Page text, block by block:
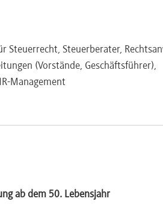
Steuerrecht, Steuerberater,
(Vorstände, Geschäftsführer),
Management
ab dem 50. Lebensjahr